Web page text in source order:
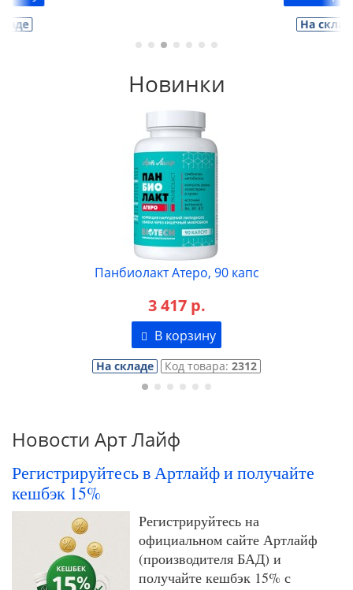
Новинки
Панбиолакт Атеро, 90 капс
3 417 р.
В корзину
На складе Код товара: 2312
Новости Арт Лайф
Регистрируйтесь в Артлайф и получайте
кешбэк 15%
Регистрируйтесь на
официальном сайте Артлайф
(производителя БАД) и
получайте кешбэк 15% с